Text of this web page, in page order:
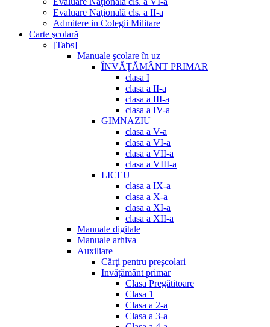
Evaluare Naţională cls. a II-a
Admitere in Colegii Militare
Carte şcolară
[Tabs]
Manuale şcolare în uz
ÎNVĂȚĂMÂNT PRIMAR
clasa I
clasa a II-a
clasa a III-a
clasa a IV-a
GIMNAZIU
clasa a V-a
clasa a VI-a
clasa a VII-a
clasa a VIII-a
LICEU
clasa a IX-a
clasa a X-a
clasa a XI-a
clasa a XII-a
Manuale digitale
Manuale arhiva
Auxiliare
Cărţi pentru preşcolari
Invățământ primar
Clasa Pregătitoare
Clasa 1
Clasa a 2-a
Clasa a 3-a